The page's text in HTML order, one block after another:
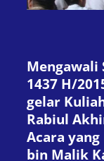
Mengawali
1437 H/
gelar
Rabiul
Acara
bin Malik